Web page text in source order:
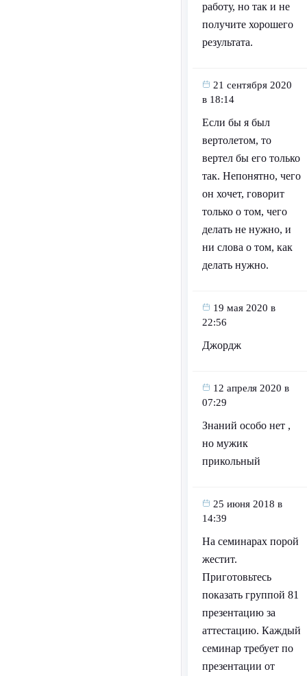
работу, но так и не
получите хорошего
результата.
21 сентября 2020
в 18:14
Если бы я был
вертолетом, то
вертел бы его только
так. Непонятно, чего
он хочет, говорит
только о том, чего
делать не нужно, и
ни слова о том, как
делать нужно.
19 мая 2020 в
22:56
Джордж
12 апреля 2020 в
07:29
Знаний особо нет ,
но мужик
прикольный
25 июня 2018 в
14:39
На семинарах порой
жестит.
Приготовьтесь
показать группой 81
презентацию за
аттестацию. Каждый
семинар требует по
презентации от